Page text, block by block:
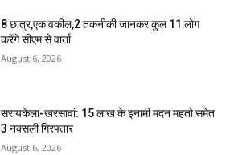
8 छात्र,एक वकील,2 तकनीकी जानकर कुल 11 लोग
करेंगे सीएम से वार्ता
August 6, 2026
सरायकेला-खरसावां: 15 लाख के इनामी मदन महतो समेत
3 नक्सली गिरफ्तार
August 6, 2026